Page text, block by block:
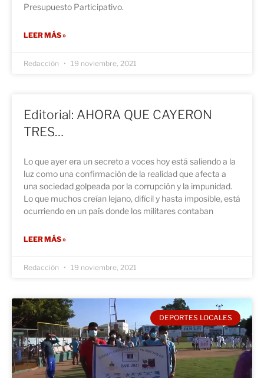
Presupuesto Participativo.
LEER MÁS »
Redacción 19 noviembre, 2021
Editorial: AHORA QUE CAYERON
TRES…
Lo que ayer era un secreto a voces hoy está saliendo a la
luz como una confirmación de la realidad que afecta a
una sociedad golpeada por la corrupción y la impunidad.
Lo que muchos creían lejano, difícil y hasta imposible, está
ocurriendo en un país donde los militares contaban
LEER MÁS »
Redacción 19 noviembre, 2021
DEPORTES LOCALES